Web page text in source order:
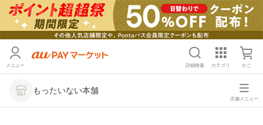
メニュー 詳細検索 カテゴリ かご
もったいない本舗
店舗メニュー